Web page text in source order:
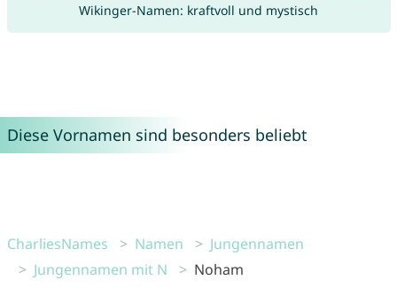
Wikinger-Namen: kraftvoll und mystisch
Diese Vornamen sind besonders beliebt
CharliesNames Namen
Jungennamen
Jungennamen mit N
Noham